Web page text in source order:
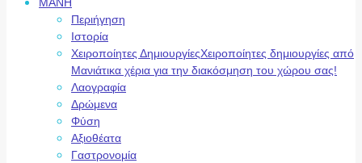
ΜΑΝΗ
Περιήγηση
Ιστορία
Χειροποίητες ΔημιουργίεςΧειροποίητες δημιουργίες από
Μανιάτικα χέρια για την διακόσμηση του χώρου σας!
Λαογραφία
Δρώμενα
Φύση
Αξιοθέατα
Γαστρονομία